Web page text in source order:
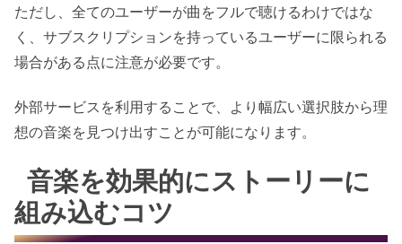
ただし、全てのユーザーが曲をフルで聴けるわけではな
く、サブスクリプションを持っているユーザーに限られる
場合がある点に注意が必要です。
外部サービスを利用することで、より幅広い選択肢から理
想の音楽を見つけ出すことが可能になります。
音楽を効果的にストーリーに
組み込むコツ